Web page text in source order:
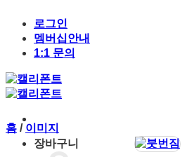
content
로그인
멤버십안내
1:1 문의
장바구니
홈 / 이미지